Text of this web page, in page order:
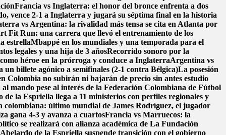
Francia vs Inglaterra: el honor del bronce enfrenta a dos
vence 2-1 a Inglaterra y jugará su séptima final en la historia
vs Argentina: la rivalidad más tensa se cita en Atlanta por
Fit Run: una carrera que llevó el entrenamiento de los
estrellaMbappé en los mundiales y una temporada para el
legales y una hija de 3 añosRecorrido sonoro por la
héroe en la prórroga y conduce a InglaterraArgentina vs
billete agónico a semifinales (2-1 contra Bélgica)La posesión
Colombia no subirán ni bajarán de precio sin antes estudio
mando pese al interés de la Federación Colombiana de Fútbol
la Espriella llega a 11 ministerios con perfiles regionales y
colombiana: último mundial de James Rodríguez, el jugador
gana 4-3 y avanza a cuartosFrancia vs Marruecos: la
se realizará con alianza académica de La Fundación
de la Espriella suspende transición con el gobierno